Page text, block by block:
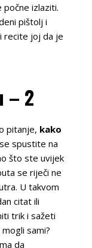
počne izlaziti.
pištolj i
recite joj da je
– 2
pitanje, kako
spustite na
što ste uvijek
se riječi ne
U takvom
citat ili
trik i sažeti
sami?
da